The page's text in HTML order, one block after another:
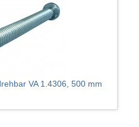
VA 1.4306, 500 mm